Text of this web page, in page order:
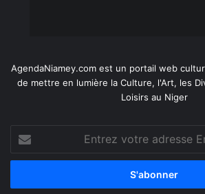
AgendaNiamey.com est un portail web
de mettre en lumière la Culture, l'Art, les
Loisirs au Niger
votre
adresse